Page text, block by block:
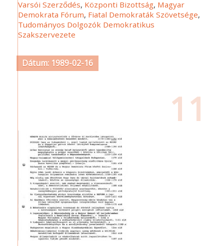
Varsói Szerződés, Központi Bizottság, Magyar
Demokrata Fórum, Fiatal Demokraták Szövetsége,
Tudományos Dolgozók Demokratikus
Szakszervezete
Dátum: 1989-02-16
11